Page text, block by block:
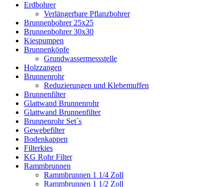
Erdbohrer
Verlängerbare Pflanzbohrer
Brunnenbohrer 25x25
Brunnenbohrer 30x30
Kiespumpen
Brunnenköpfe
Grundwassermessstelle
Holzzangen
Brunnenrohr
Reduzierungen und Klebemuffen
Brunnenfilter
Glattwand Brunnenrohr
Glattwand Brunnenfilter
Brunnenrohr Set`s
Gewebefilter
Bodenkappen
Filterkies
KG Rohr Filter
Rammbrunnen
Rammbrunnen 1 1/4 Zoll
Rammbrunnen 1 1/2 Zoll